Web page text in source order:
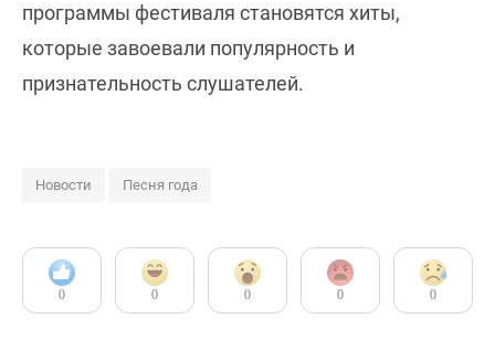
программы фестиваля становятся хиты,
которые завоевали популярность и
признательность слушателей.
Новости Песня года
0 0 0 0 0